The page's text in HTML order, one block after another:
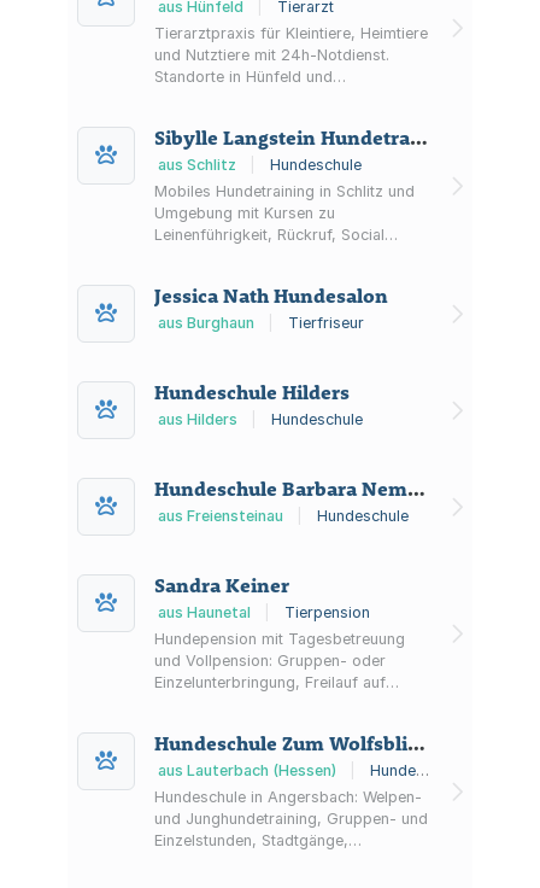
aus Hünfeld
Tierarzt
Tierarztpraxis für Kleintiere, Heimtiere
und Nutztiere mit 24h-Notdienst.
Standorte in Hünfeld und
Terminvereinbarung.
Sibylle Langstein Hundetrainerin
aus Schlitz
Hundeschule
Mobiles Hundetraining in Schlitz und
Umgebung mit Kursen zu
Leinenführigkeit, Rückruf, Social
Jessica Nath Hundesalon
aus Burghaun Tierfriseur
Hundeschule Hilders
aus Hilders Hundeschule
Hundeschule Barbara Nemeth
aus Freiensteinau Hundeschule
Sandra Keiner
aus Haunetal
Tierpension
Hundepension mit Tagesbetreuung
und Vollpension: Gruppen- oder
Einzelunterbringung, Freilauf auf
klare Aufnahmebedingungen.
Hundeschule Zum Wolfsblick Melanie Ohrt
aus Lauterbach (Hessen)
Hundeschule
Hundeschule in Angersbach: Welpen-
und Junghundetraining, Gruppen- und
Einzelstunden, Stadtgänge,